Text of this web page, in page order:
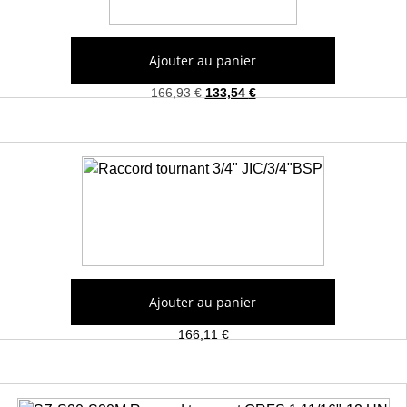
Raccord tournant 3/4″BSP
166,93€ 133,54 €
Ajouter au panier
Raccord tournant 3/4″ JIC/3/4″BSP
166,11 €
Ajouter au panier